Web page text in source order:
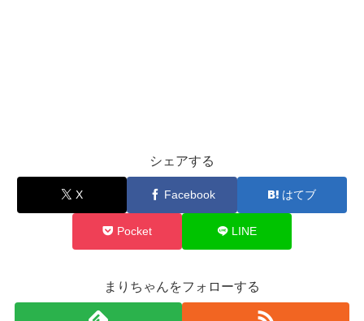
シェアする
X Facebook はてブ
Pocket LINE
まりちゃんをフォローする